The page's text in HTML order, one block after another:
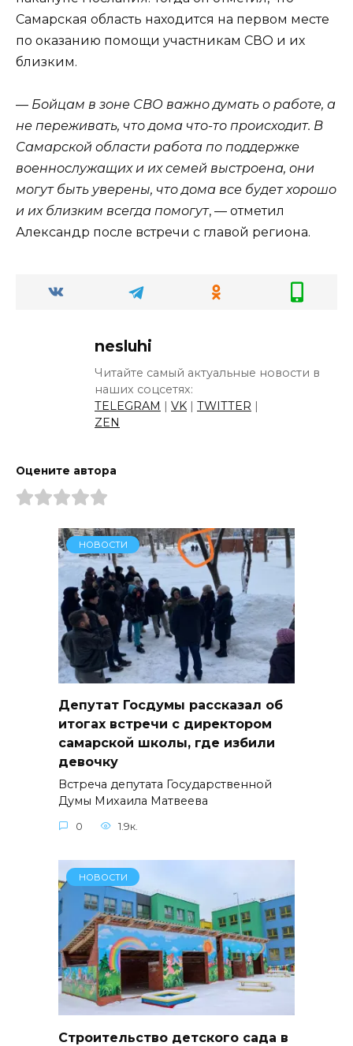
Самарская область находится на первом месте
по оказанию помощи участникам СВО и их
близким.
— Бойцам в зоне СВО важно думать о работе, а
не переживать, что дома что-то происходит. В
Самарской области работа по поддержке
военнослужащих и их семей выстроена, они
могут быть уверены, что дома все будет хорошо
и их близким всегда помогут, — отметил
Александр после встречи с главой региона.
nesluhi
Читайте самый актуальные новости в
наших соцсетях:
TELEGRAM | VK | TWITTER |
ZEN
Оцените автора
НОВОСТИ
Депутат Госдумы рассказал об
итогах встречи с директором
самарской школы, где избили
девочку
Встреча депутата Государственной
Думы Михаила Матвеева
0 1.9к.
НОВОСТИ
Строительство детского сада в